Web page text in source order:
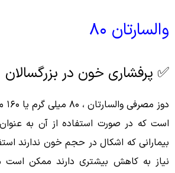
والسارتان ۸۰
✅ پرفشاری خون در بزرگسالان
است که در صورت استفاده از آن به
بیمارانی که اشکال در حجم خون ندارند
نیاز به کاهش بیشترى دارند ممکن است